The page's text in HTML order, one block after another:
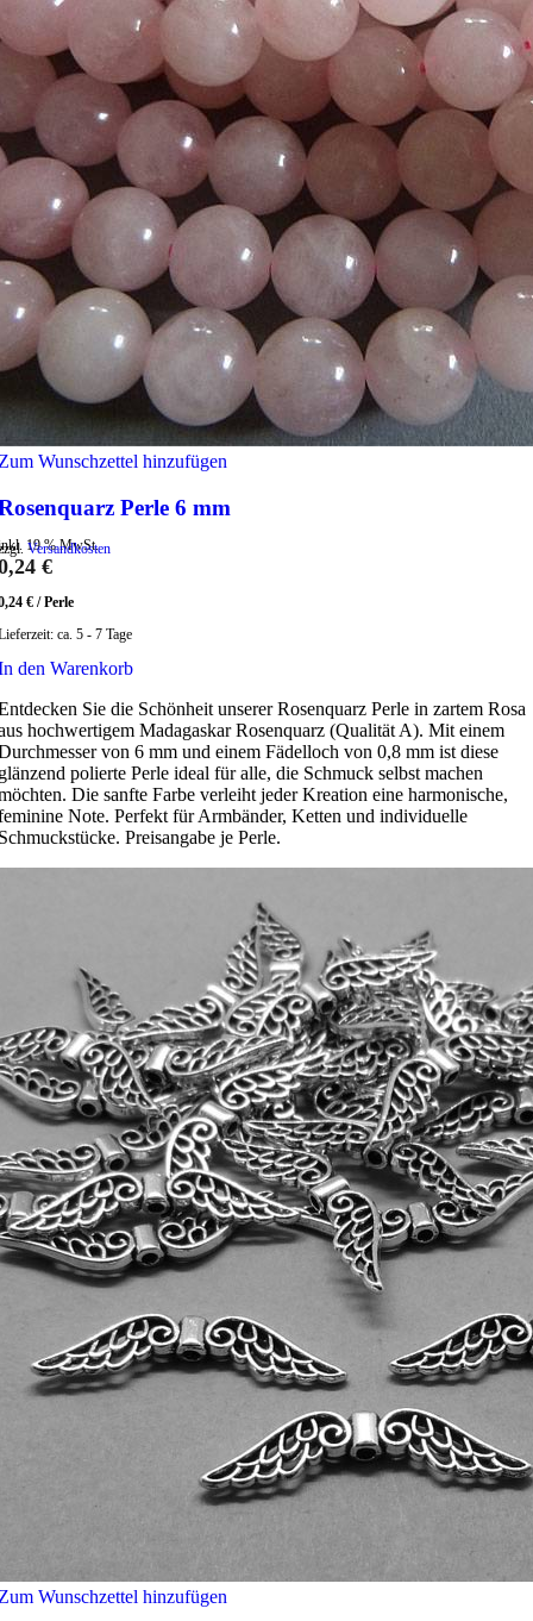
Wunschzettel hinzufügen
Perle 6 mm
19 % MwSt.
Versandkosten
€
€ /Perle
ca. 5 - 7 Tage
den Warenkorb
Sie die Schönheit unserer Rosenquarz Perle in zartem Rosa
hochwertigem Madagaskar Rosenquarz (Qualität A). Mit einem
von 6 mm und einem Fädelloch von 0,8 mm ist diese
polierte Perle ideal für alle, die Schmuck selbst machen
Die sanfte Farbe verleiht jeder Kreation eine harmonische,
Note. Perfekt für Armbänder, Ketten und individuelle
Preisangabe je Perle.
Wunschzettel hinzufügen